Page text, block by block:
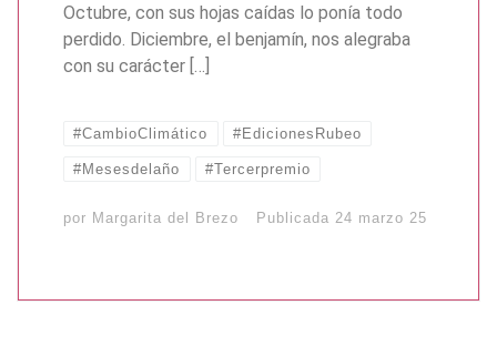
Octubre, con sus hojas caídas lo ponía todo
perdido. Diciembre, el benjamín, nos alegraba
con su carácter […]
#CambioClimático #EdicionesRubeo
#Mesesdelaño #Tercerpremio
por Margarita del Brezo Publicada 24 marzo 25